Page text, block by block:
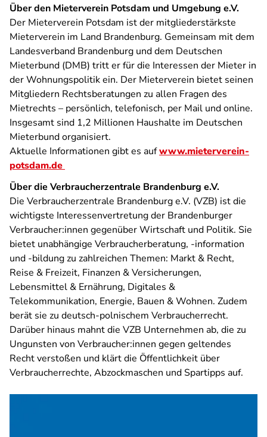
Über den Mieterverein Potsdam und Umgebung e.V.
Der Mieterverein Potsdam ist der mitgliederstärkste
Mieterverein im Land Brandenburg. Gemeinsam mit dem
Landesverband Brandenburg und dem Deutschen
Mieterbund (DMB) tritt er für die Interessen der Mieter in
der Wohnungspolitik ein. Der Mieterverein bietet seinen
Mitgliedern Rechtsberatungen zu allen Fragen des
Mietrechts – persönlich, telefonisch, per Mail und online.
Insgesamt sind 1,2 Millionen Haushalte im Deutschen
Mieterbund organisiert.
Aktuelle Informationen gibt es aufwww.mieterverein-
potsdam.de
Über die Verbraucherzentrale Brandenburg e.V.
Die Verbraucherzentrale Brandenburg e.V. (VZB) ist die
wichtigste Interessenvertretung der Brandenburger
Verbraucher:innen gegenüber Wirtschaft und Politik. Sie
bietet unabhängige Verbraucherberatung, -information
und -bildung zu zahlreichen Themen: Markt & Recht,
Reise & Freizeit, Finanzen & Versicherungen,
Lebensmittel & Ernährung, Digitales &
Telekommunikation, Energie, Bauen & Wohnen. Zudem
berät sie zu deutsch-polnischem Verbraucherrecht.
Darüber hinaus mahnt die VZB Unternehmen ab, die zu
Ungunsten von Verbraucher:innen gegen geltendes
Recht verstoßen und klärt die Öffentlichkeit über
Verbraucherrechte, Abzockmaschen und Spartipps auf.